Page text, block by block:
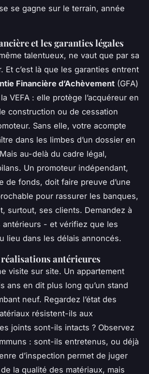
se gagne sur le terrain, année
et les garanties légales
talentueux, ne vaut que par sa
Et c’est là que les garanties entrent
Financière d’Achèvement (GFA)
VEFA : elle protège l’acquéreur en
construction ou de cessation
Sans elle, votre acompte
dans les limbes d’un dossier en
au-delà du cadre légal,
Un promoteur indépendant,
de fonds, doit faire preuve d’une
pour rassurer les banques,
surtout, ses clients. Demandez à
antérieurs - et vérifiez que les
lieu dans les délais annoncés.
antérieures
visite sur site. Un appartement
ans en dit plus long qu’un stand
neuf. Regardez l’état des
résistent-ils aux
joints sont-ils intacts ? Observez
: sont-ils entretenus, ou déjà
d’inspection permet de juger
la qualité des matériaux, mais